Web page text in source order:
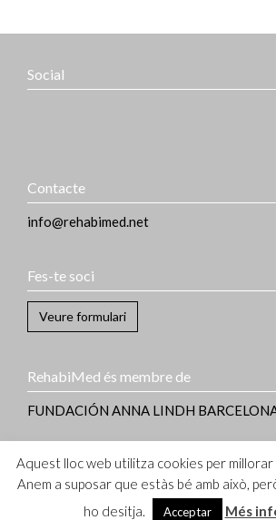
Social
Contacte
info@rehabimed.net
Fes-te soci
Veure formulari
RehabiMed és membre de
FUNDACIÓN ANNA LINDH
Informació legal–Avís legal i política de privacitat–
Copyright © 2023 RehabiMed
Aquest lloc web utilitza cookies per millorar
Anem a suposar que estàs bé amb això,
ho desitja.
Acceptar Més